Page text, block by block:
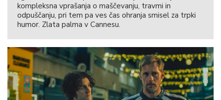
kompleksna vprašanja o maščevanju, travmi in
odpuščanju, pri tem pa ves čas ohranja smisel za trpki
humor. Zlata palma v Cannesu.